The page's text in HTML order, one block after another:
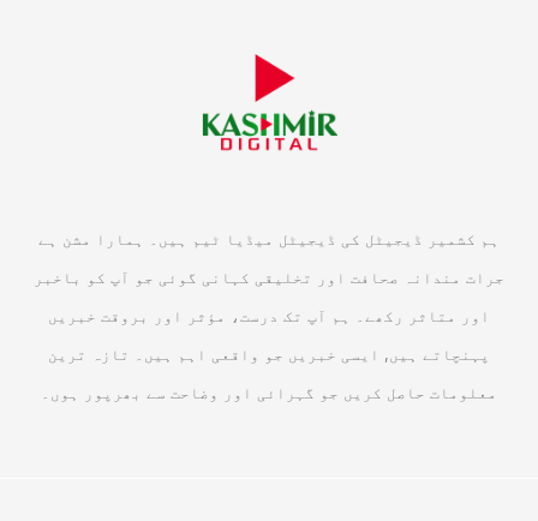
ہم کشمیر ڈیجیٹل کی ڈیجیٹل میڈیا ٹیم ہیں۔ ہمارا مشن ہے
جرات مندانہ صحافت اور تخلیقی کہانی گوئی جو آپ کو باخبر
اور متاثر رکھے۔ ہم آپ تک درست، مؤثر اور بروقت خبریں
پہنچاتے ہیں, ایسی خبریں جو واقعی اہم ہیں۔ تازہ ترین
معلومات حاصل کریں جو گہرائی اور وضاحت سے بھرپور ہوں۔